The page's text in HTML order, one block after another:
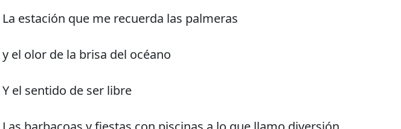
La estación que me recuerda las palmeras
y el olor de la brisa del océano
Y el sentido de ser libre